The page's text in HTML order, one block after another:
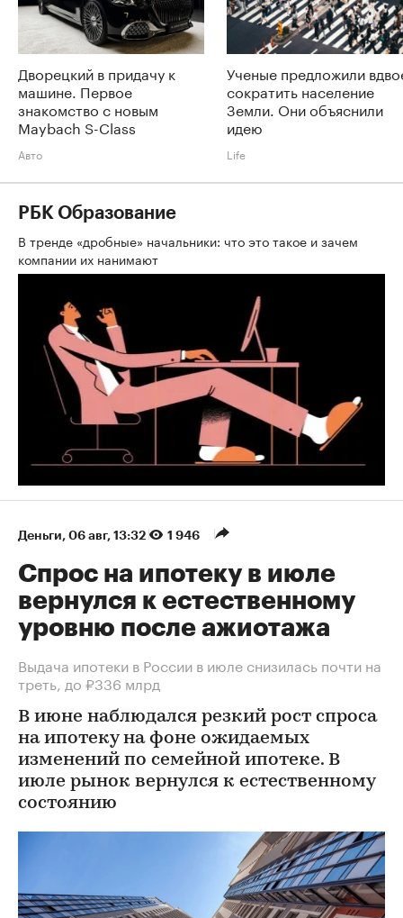
Дворецкий в придачу к
машине. Первое
знакомство с новым
Maybach S-Class
Авто
Ученые предложили
сократить население
Земли. Они объяснили
идею
Life
РБК Образование
В тренде «дробные» начальники: что это такое и зачем
компании их нанимают
Деньги 06 авг, 13:32 1 946
Спрос на ипотеку в июле
вернулся к естественному
уровню после ажиотажа
Выдача ипотеки в России в июле снизилась почти на
треть, до ₽336 млрд
В июне наблюдался резкий рост спроса
на ипотеку на фоне ожидаемых
изменений по семейной ипотеке. В
июле рынок вернулся к естественному
состоянию